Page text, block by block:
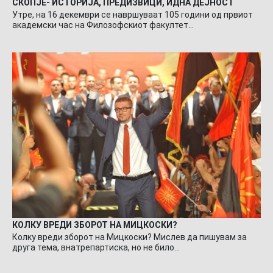
СКОПЈЕ- ИСТОРИЈА, ПРЕДИЗВИЦИ, ИДНА ДЕЈНОСТ
Утре, на 16 декември се навршуваат 105 години од првиот
академски час на Филозофскиот факултет…
КОЛКУ ВРЕДИ ЗБОРОТ НА МИЦКОСКИ?
Колку вреди зборот на Мицкоски? Мислев да пишувам за
друга тема, внатрепартиска, но не било…